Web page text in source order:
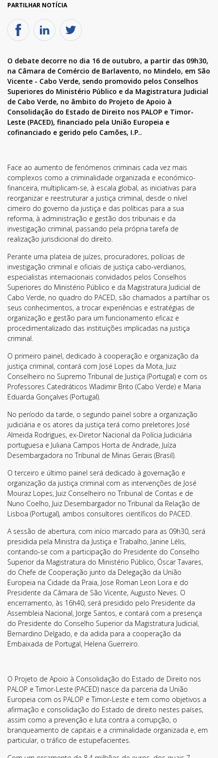
PARTILHAR NOTÍCIA
O debate decorre no dia 16 de outubro, a partir das 09h30,
na Câmara de Comércio de Barlavento, no Mindelo, em São
Vicente - Cabo Verde, sendo promovido pelos Conselhos
Superiores do Ministério Público e da Magistratura Judicial
de Cabo Verde, no âmbito do Projeto de Apoio à
Consolidação do Estado de Direito nos PALOP e Timor-
Leste (PACED), financiado pela União Europeia e
cofinanciado e gerido pelo Camões, I.P..
Face ao aumento de fenómenos criminais cada vez mais
complexos como a criminalidade organizada e económico-
financeira, multiplicam-se, à escala global, as iniciativas para
reorganizar e reestruturar a justiça criminal, desde o nível
cimeiro do governo da justiça e das políticas para a sua
reforma, à administração e gestão dos tribunais e da
investigação criminal, passando pela própria tarefa de
realização jurisdicional do direito.
Perante uma plateia de juízes, procuradores, polícias de
investigação criminal e oficiais de justiça cabo-verdianos,
especialistas internacionais convidados pelos Conselhos
Superiores do Ministério Público e da Magistratura Judicial de
Cabo Verde, no quadro do PACED, são chamados a partilhar os
seus conhecimentos, a trocar experiências e estratégias de
organização e gestão para um funcionamento eficaz e
procedimentalizado das instituições implicadas na justiça
criminal.
O primeiro painel, dedicado à cooperação e organização da
justiça criminal, contará com José Lopes da Mota, Juiz
Conselheiro no Supremo Tribunal de Justiça (Portugal) e com os
Professores Catedráticos Wladimir Brito (Cabo Verde) e Maria
Eduarda Gonçalves (Portugal).
No período da tarde, o segundo painel sobre a organização
judiciária e os atores da justiça terá como preletores José
Almeida Rodrigues, ex-Diretor Nacional da Polícia Judiciária
portuguesa e Juliana Campos Horta de Andrade, Juíza
Desembargadora no Tribunal de Minas Gerais (Brasil).
O terceiro e último painel será dedicado à governação e
organização da justiça criminal com as intervenções de José
Mouraz Lopes, Juiz Conselheiro no Tribunal de Contas e de
Nuno Coelho, Juiz Desembargador no Tribunal da Relação de
Lisboa (Portugal), ambos consultores científicos do PACED.
A sessão de abertura, com início marcado para as 09h30, será
presidida pela Ministra da Justiça e Trabalho, Janine Lélis,
contando-se com a participação do Presidente do Conselho
Superior da Magistratura do Ministério Público, Óscar Tavares,
do Chefe de Cooperação junto da Delegação da União
Europeia na Cidade da Praia, Jose Roman Leon Lora e do
Presidente da Câmara de São Vicente, Augusto Neves. O
encerramento, às 16h40, será presidido pelo Presidente da
Assembleia Nacional, Jorge Santos, e contará com a presença
do Presidente do Conselho Superior da Magistratura Judicial,
Bernardino Delgado, e da adida para a cooperação da
Embaixada de Portugal, Helena Guerreiro.
O Projeto de Apoio à Consolidação do Estado de Direito nos
PALOP e Timor-Leste (PACED) nasce da parceria da União
Europeia com os PALOP e Timor-Leste e tem como objetivos a
afirmação e consolidação do Estado de direito nestes países,
assim como a prevenção e luta contra a corrupção, o
branqueamento de capitais e a criminalidade organizada e, em
particular, o tráfico de estupefacientes.
Newsletter!
Fique sempre a par de todas as novidades!